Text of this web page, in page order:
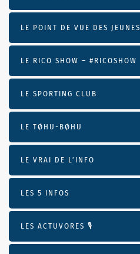
LE POINT DE VUE DES JEUNES
LE RICO SHOW – #RICOSHOW
LE SPORTING CLUB
LE TØHU-BØHU
LE VRAI DE L’INFO
LES 5 INFOS
LES ACTUVORES 🎙